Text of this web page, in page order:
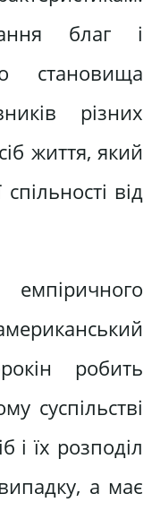
благ і
становища
різних
життя, який
від
робить
суспільстві
і їх розподіл
а має